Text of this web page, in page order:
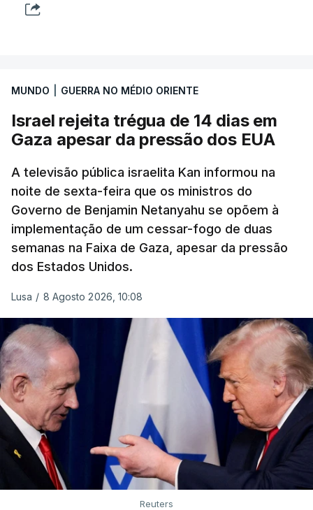
MUNDO GUERRA NO MÉDIO ORIENTE
Israel rejeita trégua de 14 dias em
Gaza apesar da pressão dos EUA
A televisão pública israelita Kan informou na
noite de sexta-feira que os ministros do
Governo de Benjamin Netanyahu se opõem à
implementação de um cessar-fogo de duas
semanas na Faixa de Gaza, apesar da pressão
dos Estados Unidos.
Lusa / 8 Agosto 2026, 10:08
Reuters